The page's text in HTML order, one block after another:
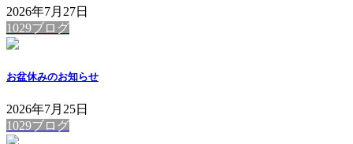
2026年7月27日
1029ブログ
お盆休みのお知らせ
2026年7月25日
1029ブログ